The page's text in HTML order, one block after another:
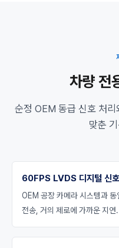
차량 전
순정 OEM 동급 신호 처리
맞춘
60FPS LVDS 디지털 신호
OEM 공장 카메라 시스템과
전송, 거의 제로에 가까운 지연.